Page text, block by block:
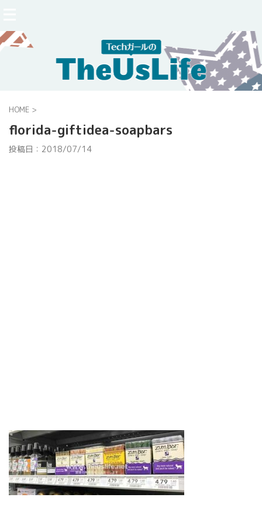
HOME >
florida-giftidea-soapbars
投稿日： 2018/07/14